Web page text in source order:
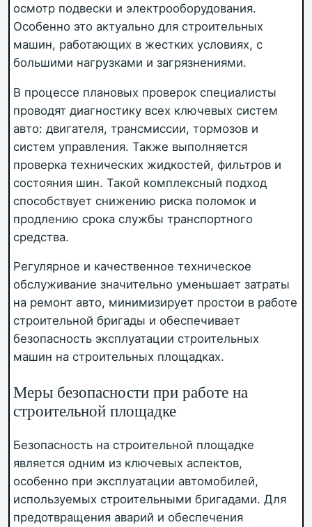
осмотр подвески и электрооборудования.
Особенно это актуально для строительных
машин, работающих в жестких условиях, с
большими нагрузками и загрязнениями.
В процессе плановых проверок специалисты
проводят диагностику всех ключевых систем
авто: двигателя, трансмиссии, тормозов и
систем управления. Также выполняется
проверка технических жидкостей, фильтров и
состояния шин. Такой комплексный подход
способствует снижению риска поломок и
продлению срока службы транспортного
средства.
Регулярное и качественное техническое
обслуживание значительно уменьшает затраты
на ремонт авто, минимизирует простои в работе
строительной бригады и обеспечивает
безопасность эксплуатации строительных
машин на строительных площадках.
Меры безопасности при работе на
строительной площадке
Безопасность на строительной площадке
является одним из ключевых аспектов,
особенно при эксплуатации автомобилей,
используемых строительными бригадами. Для
предотвращения аварий и обеспечения